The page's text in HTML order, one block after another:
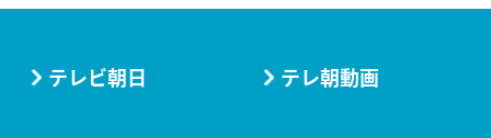
テレビ朝日 テレ朝動画